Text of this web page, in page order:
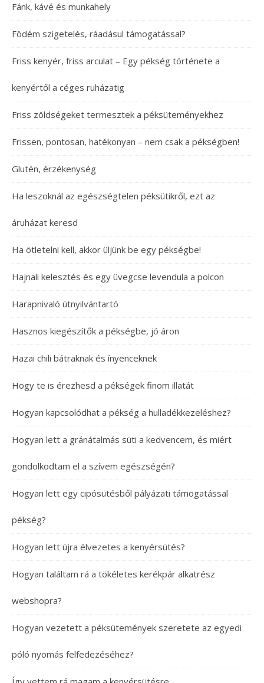
Fánk, kávé és munkahely
Födém szigetelés, ráadásul támogatással?
Friss kenyér, friss arculat – Egy pékség története a
kenyértől a céges ruházatig
Friss zöldségeket termesztek a péksüteményekhez
Frissen, pontosan, hatékonyan – nem csak a pékségben!
Glutén, érzékenység
Ha leszoknál az egészségtelen péksütikről, ezt az
áruházat keresd
Ha ötletelni kell, akkor üljünk be egy pékségbe!
Hajnali kelesztés és egy üvegcse levendula a polcon
Harapnivaló útnyilvántartó
Hasznos kiegészítők a pékségbe, jó áron
Hazai chili bátraknak és ínyenceknek
Hogy te is érezhesd a pékségek finom illatát
Hogyan kapcsolódhat a pékség a hulladékkezeléshez?
Hogyan lett a gránátalmás süti a kedvencem, és miért
gondolkodtam el a szívem egészségén?
Hogyan lett egy cipósütésből pályázati támogatással
pékség?
Hogyan lett újra élvezetes a kenyérsütés?
Hogyan találtam rá a tökéletes kerékpár alkatrész
webshopra?
Hogyan vezetett a péksütemények szeretete az egyedi
póló nyomás felfedezéséhez?